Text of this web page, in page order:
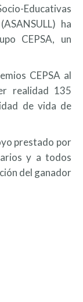
Educativas
ha
CEPSA, un
CEPSA al
realidad 135
de vida de
prestado por
y a todos
del ganador